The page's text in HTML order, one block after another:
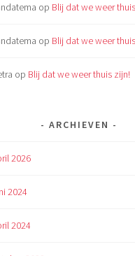
op Blij dat we weer
op Blij dat we weer
op Blij dat we weer thuis zijn!
ARCHIEVEN
2026
2024
2024